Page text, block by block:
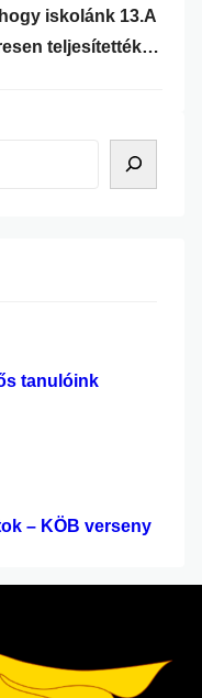
iskolánk 13.A
teljesítették
technikus,
ügyintéző
Gratulálunk
tanulóink
– KÖB verseny